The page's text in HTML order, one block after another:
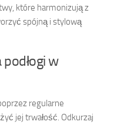
które harmonizują z
spójną i stylową
w
regularne
jej trwałość. Odkurzaj